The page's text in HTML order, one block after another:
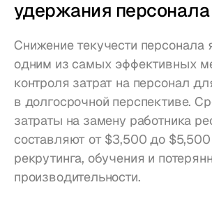
удержания персонала
Снижение текучести персонала
одним из самых эффективных
контроля затрат на персонал
в долгосрочной перспективе.
затраты на замену работника
составляют от $3,500 до
рекрутинга, обучения и
производительности.